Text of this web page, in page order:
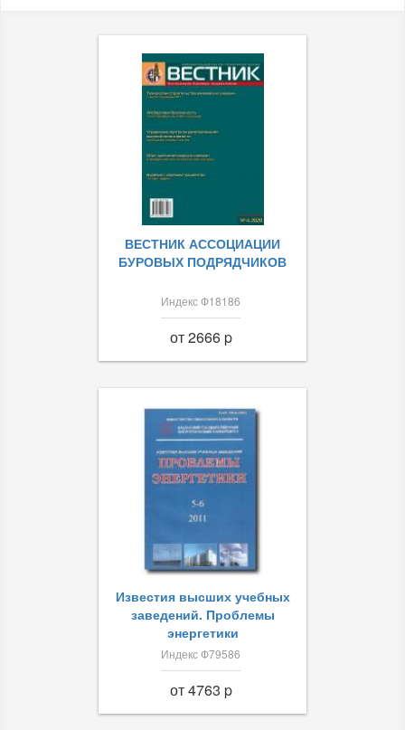
ВЕСТНИК АССОЦИАЦИИ
БУРОВЫХ ПОДРЯДЧИКОВ
Индекс Ф18186
от 2666 p
Известия высших учебных
заведений. Проблемы
энергетики
Индекс Ф79586
от 4763 p